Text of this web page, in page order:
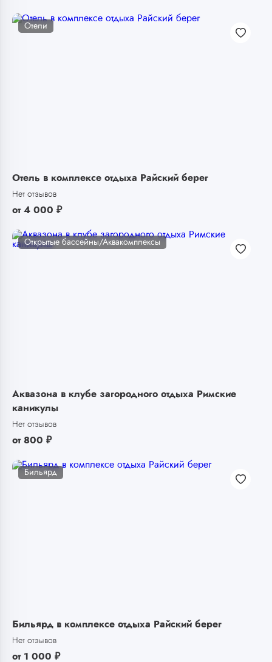
Отели
Отель в комплексе отдыха Райский берег
Нет отзывов
от 4 000 ₽
Открытые бассейны/Аквакомплексы
Аквазона в клубе загородного отдыха Римские
каникулы
Нет отзывов
от 800 ₽
Бильярд
Бильярд в комплексе отдыха Райский берег
Нет отзывов
от 1 000 ₽